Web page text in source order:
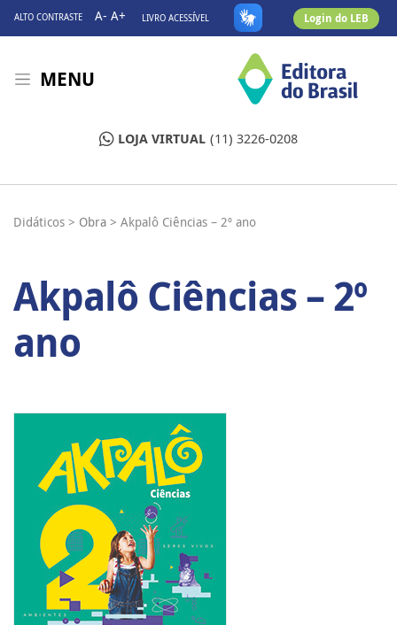
ALTO CONTRASTE A- A+ LIVRO ACESSÍVEL Login do LEB
MENU
LOJA VIRTUAL (11) 3226-0208
Didáticos > Obra > Akpalô Ciências – 2º ano
Akpalô Ciências – 2º
ano